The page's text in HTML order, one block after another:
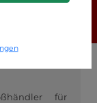
für